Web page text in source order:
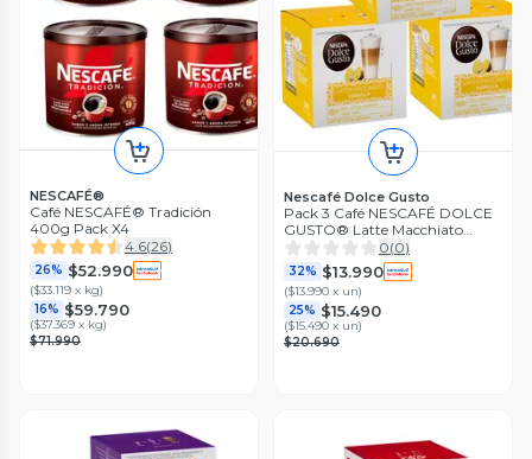
NESCAFÉ®
Café NESCAFÉ® Tradición
400g Pack X4
4.6(26)
26% $52.990
($33.119 x kg)
16% $59.790
($37.369 x kg)
$71.990
Nescafé Dolce Gusto
Pack 3 Café NESCAFÉ DOLCE
GUSTO® Latte Macchiato
Vanilla 10 Cápsulas
0(0)
32% $13.990
($13.990 x un)
25% $15.490
($15.490 x un)
$20.690